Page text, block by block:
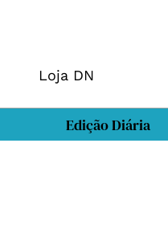
Loja DN
Edição Diária